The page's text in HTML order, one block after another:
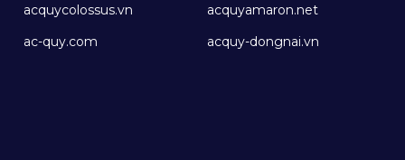
acquycolossus.vn
acquyamaron.net
ac-quy.com
acquy-dongnai.vn